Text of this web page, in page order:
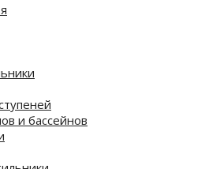
и бассейнов